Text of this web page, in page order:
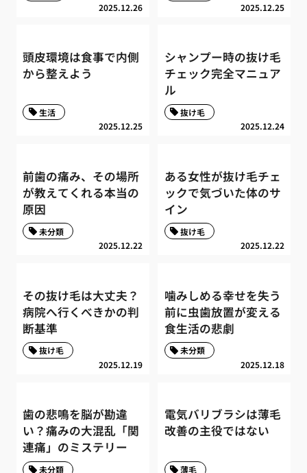
2025.12.26 2025.12.25
頭皮環境は食事で内側
から整えよう
2025.12.25
生活
シャンプー時の抜け毛
チェック完全マニュア
ル
2025.12.24
抜け毛
前歯の痛み、その場所
が教えてくれる本当の
原因
2025.12.22
未分類
ある女性が抜け毛チェ
ックで気づいた体のサ
イン
2025.12.22
抜け毛
その抜け毛は大丈夫？
病院へ行くべきかの判
断基準
2025.12.19
抜け毛
噛みしめる幸せを失う
前に虫歯放置が変える
食生活の悲劇
2025.12.18
未分類
歯の悲鳴を脳が勘違
い？痛みの大混乱「関
連痛」のミステリー
未分類
電気バリブラシは薄毛
改善の主役ではない
薄毛